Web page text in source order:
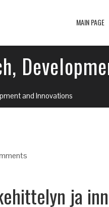
MAIN PAGE
and Innovations
ja